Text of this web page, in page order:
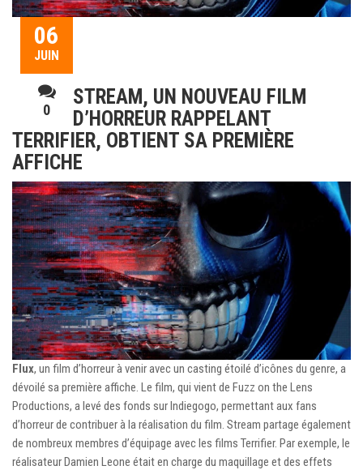
06
JUIN
0
STREAM, UN NOUVEAU FILM
D’HORREUR RAPPELANT
TERRIFIER, OBTIENT SA PREMIÈRE
AFFICHE
Flux, un film d’horreur à venir avec un casting étoilé d’icônes du genre, a
dévoilé sa première affiche. Le film, qui vient de Fuzz on the Lens
Productions, a levé des fonds sur Indiegogo, permettant aux fans
d’horreur de contribuer à la réalisation du film. Stream partage également
de nombreux membres d’équipage avec les films Terrifier. Par exemple, le
réalisateur Damien Leone était en charge du maquillage et des effets